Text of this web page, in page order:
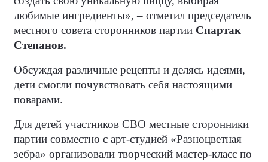
любимые ингредиенты», – отметил председатель
местного совета сторонников партии Спартак
Степанов.
Обсуждая различные рецепты и делясь идеями,
дети смогли почувствовать себя настоящими
поварами.
Для детей участников СВО местные сторонники
партии совместно с арт-студией «Разноцветная
зебра» организовали творческий мастер-класс по